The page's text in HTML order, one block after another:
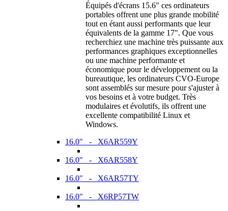
Équipés d'écrans 15.6" ces ordinateurs
portables offrent une plus grande mobilité
tout en étant aussi performants que leur
équivalents de la gamme 17". Que vous
recherchiez une machine très puissante aux
performances graphiques exceptionnelles
ou une machine performante et
économique pour le développement ou la
bureautique, les ordinateurs CVO-Europe
sont assemblés sur mesure pour s'ajuster à
vos besoins et à votre budget. Très
modulaires et évolutifs, ils offrent une
excellente compatibilité Linux et
Windows.
16.0" - X6AR559Y
16.0" - X6AR558Y
16.0" - X6AR57TY
16.0" - X6RP57TW